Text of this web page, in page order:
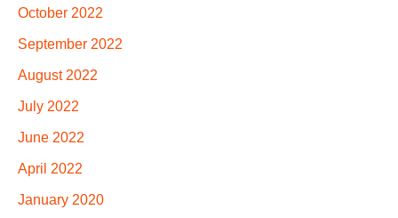
October 2022
September 2022
August 2022
July 2022
June 2022
April 2022
January 2020